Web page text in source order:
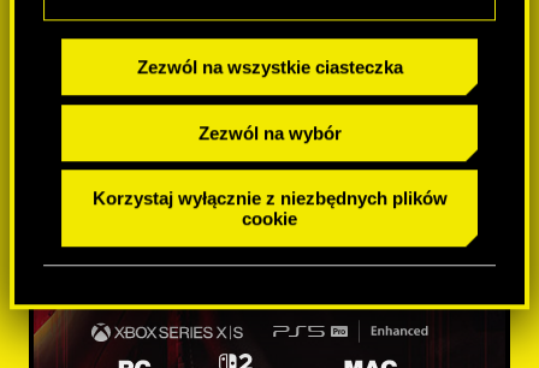
Zezwól na wszystkie ciasteczka
Zezwól na wybór
Korzystaj wyłącznie z niezbędnych plików
cookie